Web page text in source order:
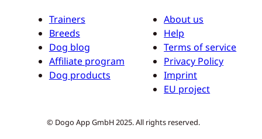
Trainers
Breeds
Dog blog
Affiliate program
Dog products
About us
Help
Terms of service
Privacy Policy
Imprint
EU project
© Dogo App GmbH 2025. All rights reserved.